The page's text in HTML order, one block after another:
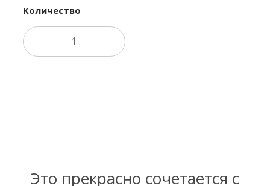
Количество
Это прекрасно сочетается с